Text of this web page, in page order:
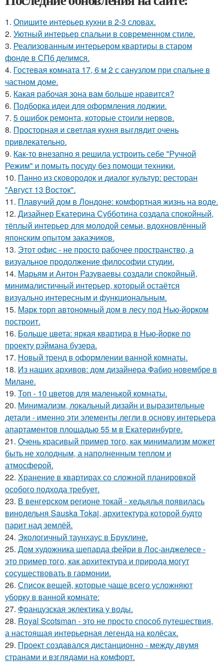
1. Опишите интерьер кухни в 2-3 словах.
2. Уютный интерьер спальни в современном стиле.
3. Реализованным интерьером квартиры в старом
фонде в СПб делимся.
4. Гостевая комната 17, 6 м 2 с санузлом при спальне в
частном доме.
5. Какая рабочая зона вам больше нравится?
6. Подборка идеи для оформления лоджии.
7. 5 ошибок ремонта, которые стоили нервов.
8. Просторная и светлая кухня выглядит очень
привлекательно.
9. Как-то внезапно я решила устроить себе "Ручной
Режим" и помыть посуду без помощи техники.
10. Панно из сковородок и диалог культур: ресторан
"Август 13 Восток".
11. Плавучий дом в Лондоне: комфортная жизнь на воде.
12. Дизайнер Екатерина Субботина создала спокойный,
тёплый интерьер для молодой семьи, вдохновлённый
японским опытом заказчиков.
13. Этот офис - не просто рабочее пространство, а
визуальное продолжение философии студии.
14. Марьям и Антон Разуваевы создали спокойный,
минималистичный интерьер, который остаётся
визуально интересным и функциональным.
15. Марк торп автономный дом в лесу под Нью-йорком
построит.
16. Больше цвета: яркая квартира в Нью-йорке по
проекту рэймана бузера.
17. Новый тренд в оформлении ванной комнаты.
18. Из наших архивов: дом дизайнера Фабио новембре в
Милане.
19. Топ - 10 цветов для маленькой комнаты.
20. Минимализм, локальный дизайн и выразительные
детали - именно эти элементы легли в основу интерьера
апартаментов площадью 55 м в Екатеринбурге.
21. Очень красивый пример того, как минимализм может
быть не холодным, а наполненным теплом и
атмосферой.
22. Хранение в квартирах со сложной планировкой
особого подхода требует.
23. В венгерском регионе токай - хедьялья появилась
винодельня Sauska Tokaj, архитектура которой будто
парит над землёй.
24. Экологичный таунхаус в Бруклине.
25. Дом художника шепарда фейри в Лос-анджелесе -
это пример того, как архитектура и природа могут
сосуществовать в гармонии.
26. Список вещей, которые чаще всего усложняют
уборку в ванной комнате:
27. Французская эклектика у воды.
28. Royal Scotsman - это не просто способ путешествия,
а настоящая интерьерная легенда на колёсах.
29. Проект создавался дистанционно - между двумя
странами и взглядами на комфорт.